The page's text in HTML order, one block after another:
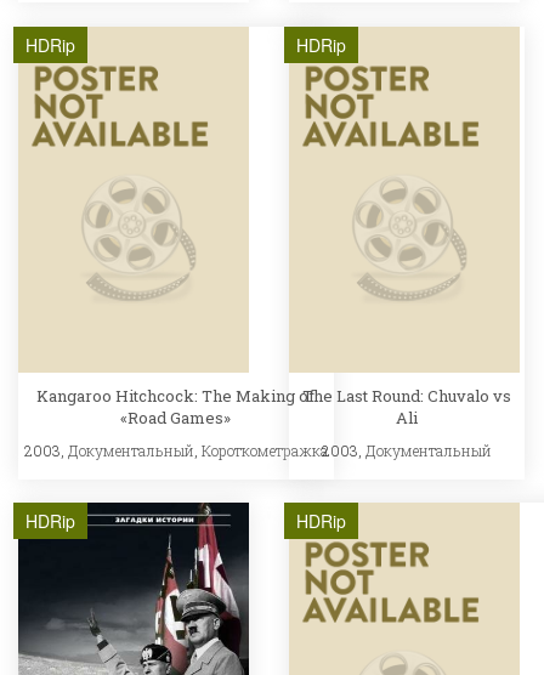
HDRip
Kangaroo Hitchcock: The Making of
«Road Games»
2003, Документальный Короткометражка
HDRip
The Last Round: Chuvalo vs
Ali
2003, Документальный
HDRip HDRip